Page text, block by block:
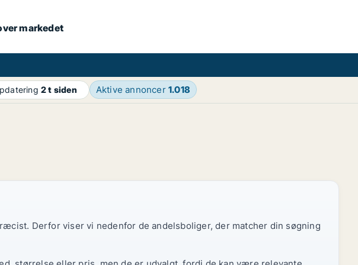
markedet
2 t siden Aktive annoncer1.018
Derfor viser vi nedenfor de andelsboliger, der matcher din søgning